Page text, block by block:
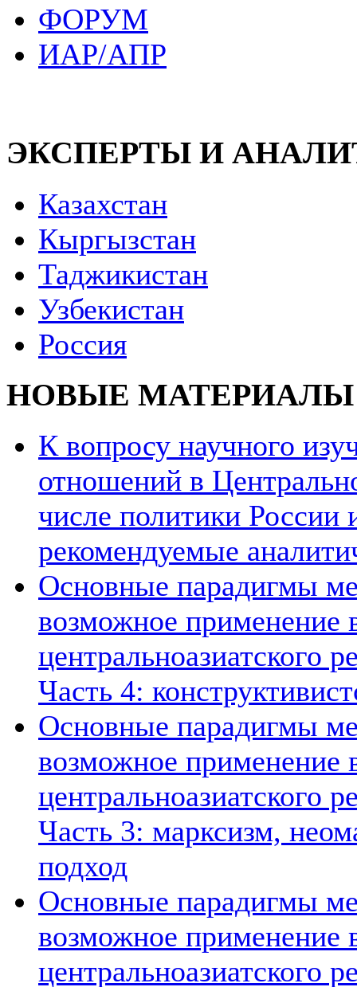
ФОРУМ
ИАР/АПР
ЭКСПЕРТЫ И
Казахстан
Кыргызстан
Таджикистан
Узбекистан
Россия
НОВЫЕ МАТЕРИАЛЫ
К вопросу научного
отношений в
числе политики России
рекомендуемые
Основные парадигмы
возможное применение
центральноазиатского
Часть 4:
Основные парадигмы
возможное применение
центральноазиатского
Часть 3: марксизм,
подход
Основные парадигмы
возможное применение
центральноазиатского